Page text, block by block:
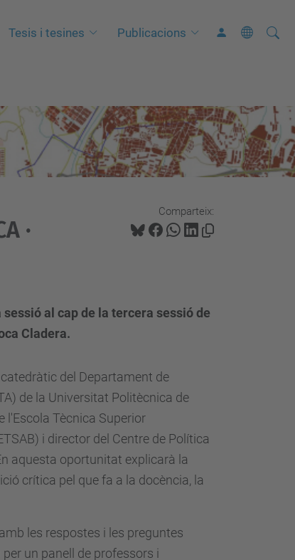
Tesis i tesines Publicacions Cerca
C
a
v
a
Comparteix:
·
al cap de la tercera sessió de
Cladera.
del Departament de
de la Universitat Politècnica de
l'Escola Tècnica Superior
i director del Centre de Política
aquesta oportunitat explicarà la
crítica pel que fa a la docència, la
les respostes i les preguntes
un panell de professors i